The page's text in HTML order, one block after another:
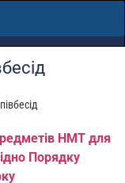
НМТ для
Порядку